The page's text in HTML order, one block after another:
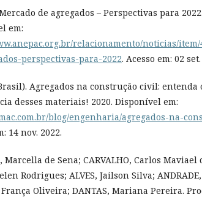
de agregados – Perspectivas para
em:
relacionamento/noticias/item/
perspectivas-para-2022. Acesso em: 02
Agregados na construção civil: entenda
desses materiais! 2020. Disponível em:
blog/engenharia/agregados-na-
14 nov. 2022.
Marcella de Sena; CARVALHO, Carlos Maviael
Rodrigues; ALVES, Jailson Silva;
Oliveira; DANTAS, Mariana Pereira.